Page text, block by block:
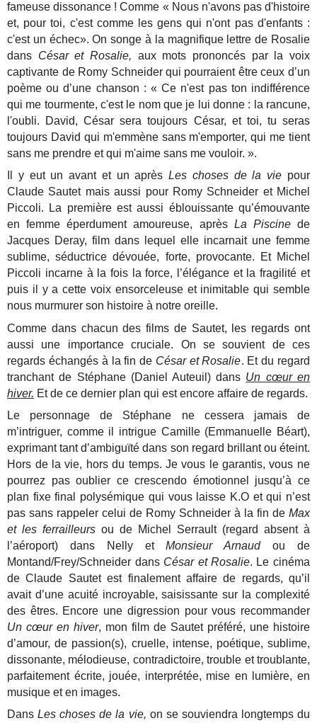
fameuse dissonance ! Comme « Nous n'avons pas d'histoire
et, pour toi, c'est comme les gens qui n'ont pas d'enfants :
c'est un échec». On songe à la magnifique lettre de Rosalie
dans César et Rosalie, aux mots prononcés par la voix
captivante de Romy Schneider qui pourraient être ceux d’un
poème ou d’une chanson : « Ce n'est pas ton indifférence
qui me tourmente, c'est le nom que je lui donne : la rancune,
l'oubli. David, César sera toujours César, et toi, tu seras
toujours David qui m'emmène sans m'emporter, qui me tient
sans me prendre et qui m'aime sans me vouloir. ».
Il y eut un avant et un aprèsLes choses de la vie pour
Claude Sautet mais aussi pour Romy Schneider et Michel
Piccoli. La première est aussi éblouissante qu’émouvante
en femme éperdument amoureuse, après La Piscinede
Jacques Deray, film dans lequel elle incarnait une femme
sublime, séductrice dévouée, forte, provocante. Et Michel
Piccoli incarne à la fois la force, l’élégance et la fragilité et
puis il y a cette voix ensorceleuse et inimitable qui semble
nous murmurer son histoire à notre oreille.
Comme dans chacun des films de Sautet, les regards ont
aussi une importance cruciale. On se souvient de ces
regards échangés à la fin de César et Rosalie. Et du regard
tranchant de Stéphane (Daniel Auteuil) dans Un cœur en
hiver. Et de ce dernier plan qui est encore affaire de regards.
Le personnage de Stéphane ne cessera jamais de
m’intriguer, comme il intrigue Camille (Emmanuelle Béart),
exprimant tant d’ambiguïté dans son regard brillant ou éteint.
Hors de la vie, hors du temps. Je vous le garantis, vous ne
pourrez pas oublier ce crescendo émotionnel jusqu’à ce
plan fixe final polysémique qui vous laisse K.O et qui n’est
pas sans rappeler celui de Romy Schneider à la fin de Max
et les ferrailleurs ou de Michel Serrault (regard absent à
l’aéroport) dans Nelly etMonsieur Arnaudou de
Montand/Frey/Schneider dans César et Rosalie. Le cinéma
de Claude Sautet est finalement affaire de regards, qu’il
avait d’une acuité incroyable, saisissante sur la complexité
des êtres. Encore une digression pour vous recommander
Un cœur en hiver, mon film de Sautet préféré, une histoire
d’amour, de passion(s), cruelle, intense, poétique, sublime,
dissonante, mélodieuse, contradictoire, trouble et troublante,
parfaitement écrite, jouée, interprétée, mise en lumière, en
musique et en images.
DansLes choses de la vie, on se souviendra longtemps du